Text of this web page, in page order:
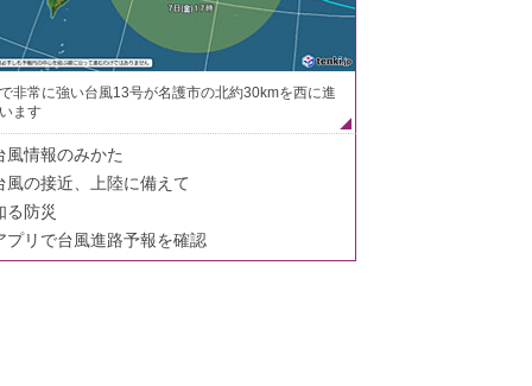
非常に強い台風13号が名護市の北約30kmを西に進
ます
風情報のみかた
風の接近、上陸に備えて
る防災
プリで台風進路予報を確認